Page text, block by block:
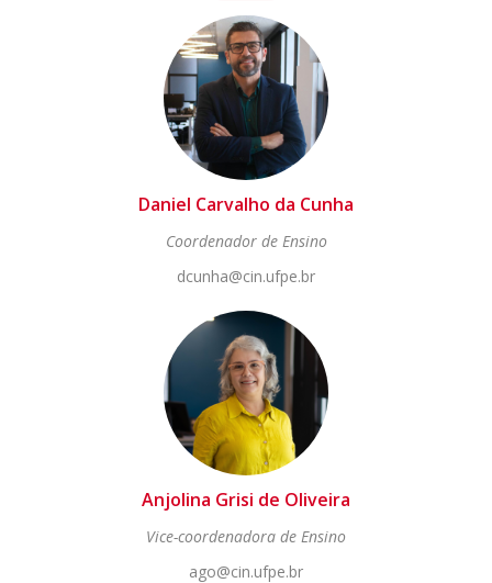
Daniel Carvalho da Cunha
Coordenador de Ensino
dcunha@cin.ufpe.br
Anjolina Grisi de Oliveira
Vice-coordenadora de Ensino
ago@cin.ufpe.br